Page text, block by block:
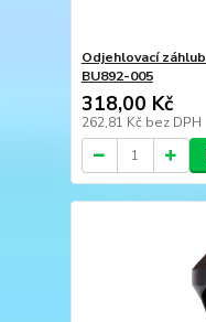
Odjehlovací
BU892-005
318,00 Kč
262,81 Kč bez DPH